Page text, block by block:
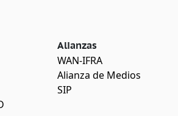
Alianzas
WAN-IFRA
Alianza de Medios
SIP